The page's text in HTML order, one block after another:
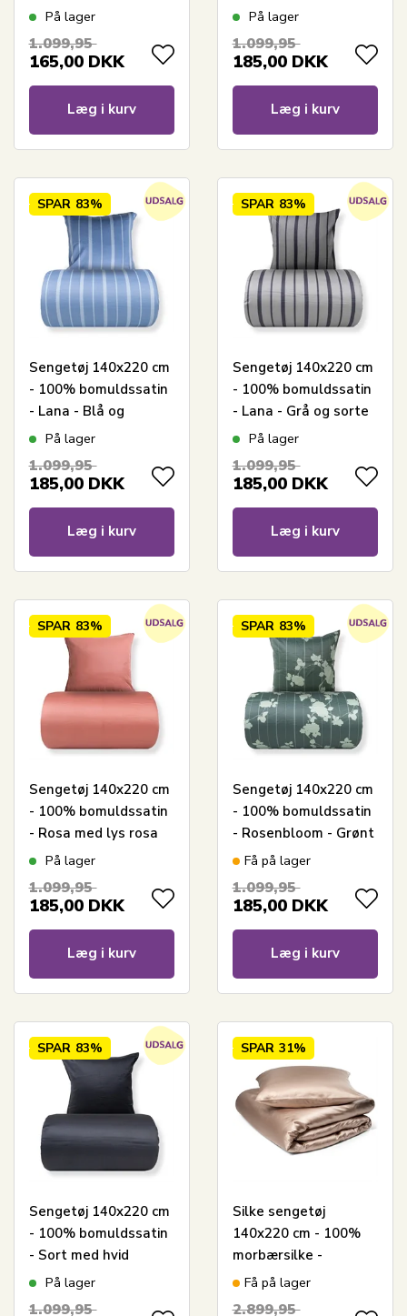
printPå lager
1.099,95
165,00 DKK
Læg i kurv
printPå lager
1.099,95
185,00 DKK
Læg i kurv
SPAR 83%
Sengetøj 140x220 cm
- 100% bomuldssatin
- Lana - Blå og
lyseblå striber
På lager
1.099,95
185,00 DKK
Læg i kurv
SPAR 83%
Sengetøj 140x220 cm
- 100% bomuldssatin
- Lana - Grå og sorte
striber
På lager
1.099,95
185,00 DKK
Læg i kurv
SPAR 83%
Sengetøj 140x220 cm
- 100% bomuldssatin
- Rosa med lys rosa
pipingkant
På lager
1.099,95
185,00 DKK
Læg i kurv
SPAR 83%
Sengetøj 140x220 cm
- 100% bomuldssatin
- Rosenbloom - Grønt
blomstret og stribet
Få på lager
1.099,95
185,00 DKK
Læg i kurv
SPAR 83%
Sengetøj 140x220 cm
- 100% bomuldssatin
- Sort med hvid
pipingkant
På lager
1.099,95
SPAR 31%
Silke sengetøj
140x220 cm - 100%
morbærsilke -
Champagne
Få på lager
2.899,95